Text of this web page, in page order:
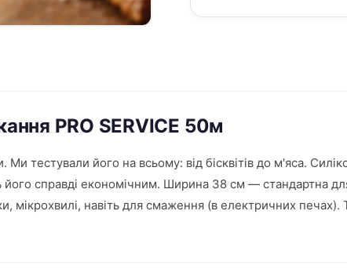
PRO SERVICE 50м
тестували його на всьому: від бісквітів до м'яса.
справді економічним. Ширина 38 см — стандартна
мікрохвилі, навіть для смаження (в електричних